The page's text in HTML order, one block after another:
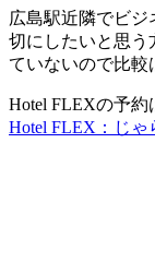
広島駅近隣でビジ
切にしたいと思う
ていないので比較
Hotel FLEXの予約
Hotel FLEX：じゃ